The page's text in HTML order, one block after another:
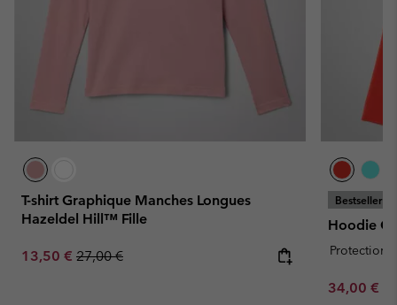
T-shirt Graphique Manches Longues
Hazeldel Hill™ Fille
Sale price:
13,50 € Regular price:
27,00 €
Bestseller
Hoodie
Protection
Minimum
34,00 €